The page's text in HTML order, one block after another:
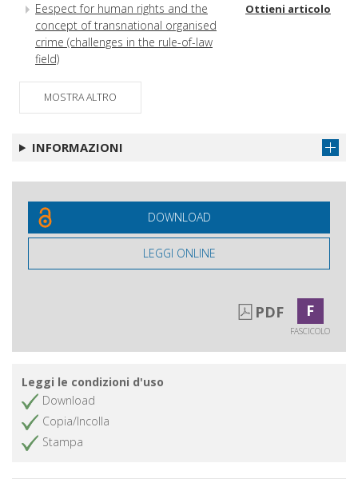
Eespect for human rights and the
concept of transnational organised
crime (challenges in the rule-of-law
field)
Ottieni articolo
Searching for a just balance
MOSTRA ALTRO
INFORMAZIONI
DOWNLOAD
LEGGI ONLINE
PDF F
FASCICOLO
Leggi le condizioni d'uso
Download
Copia/Incolla
Stampa